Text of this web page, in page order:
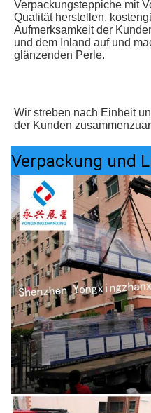
Verpackungsteppiche mit
Qualität herstellen,
Aufmerksamkeit der
und dem Inland auf und
glänzenden Perle.
Wir streben nach Einheit
der Kunden
Verpackung und